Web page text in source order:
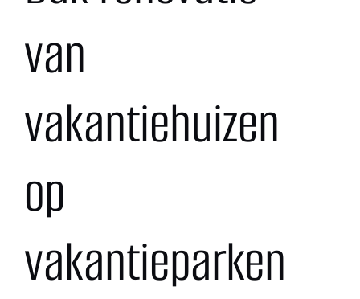
van
vakantiehuizen
op
vakantieparken